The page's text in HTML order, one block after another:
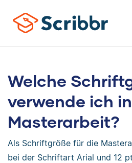
Welche
verwende ich
Masterarbeit?
Als Schriftgröße für die
bei der Schriftart Arial und 12